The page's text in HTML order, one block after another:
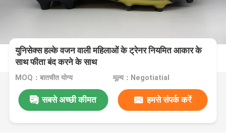
युनिसेक्स हल्के वजन वाली महिलाओं के ट्रेनर नियमित आकार के
साथ फीता बंद करने के साथ
MOQ：बातचीत योग्य मूल्य：Negotiatial
सबसे अच्छी कीमत हमसे संपर्क करें